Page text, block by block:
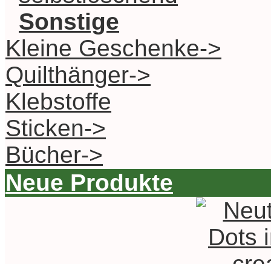
Sonstige
Kleine Geschenke->
Quilthänger->
Klebstoffe
Sticken->
Bücher->
Neue Produkte